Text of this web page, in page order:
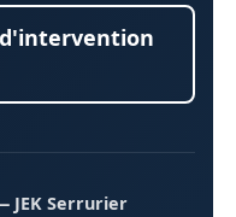
d'intervention
JEK Serrurier